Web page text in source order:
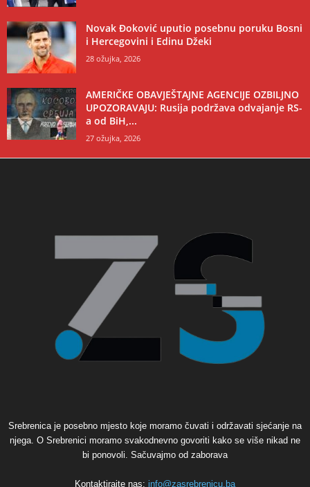
Novak Đoković uputio posebnu poruku Bosni
i Hercegovini i Edinu Džeki
28 ožujka, 2026
AMERIČKE OBAVJEŠTAJNE AGENCIJE OZBILJNO
UPOZORAVAJU: Rusija podržava odvajanje RS-
a od BiH,...
27 ožujka, 2026
Srebrenica je posebno mjesto koje moramo čuvati i održavati sjećanje na
njega. O Srebrenici moramo svakodnevno govoriti kako se više nikad ne
bi ponovoli. Sačuvajmo od zaborava
Kontaktirajte nas: info@zasrebrenicu.ba